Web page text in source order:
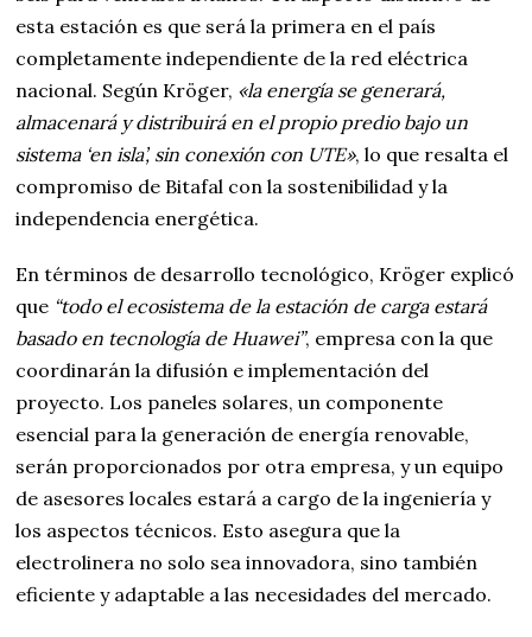
esta estación es que será la primera en el país
completamente independiente de la red eléctrica
nacional. Según Kröger, «la energía se generará,
almacenará y distribuirá en el propio predio bajo un
sistema ‘en isla’, sin conexión con UTE», lo que resalta el
compromiso de Bitafal con la sostenibilidad y la
independencia energética.
En términos de desarrollo tecnológico, Kröger explicó
que “todo el ecosistema de la estación de carga estará
basado en tecnología de Huawei”, empresa con la que
coordinarán la difusión e implementación del
proyecto. Los paneles solares, un componente
esencial para la generación de energía renovable,
serán proporcionados por otra empresa, y un equipo
de asesores locales estará a cargo de la ingeniería y
los aspectos técnicos. Esto asegura que la
electrolinera no solo sea innovadora, sino también
eficiente y adaptable a las necesidades del mercado.